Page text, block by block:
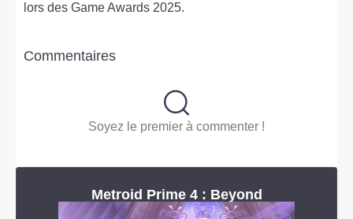
lors des Game Awards 2025.
Commentaires
Soyez le premier à commenter !
Metroid Prime 4 : Beyond